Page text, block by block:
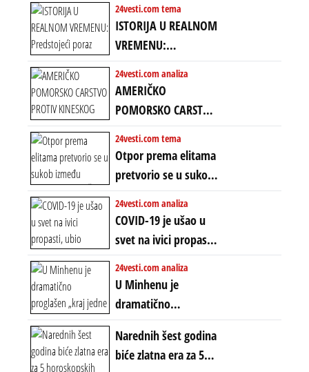
amandmanu
24vesti.com tema
ISTORIJA U REALNOM
VREMENU:
Predstojeći poraz
Amerike u Iranu
uvodi eru
energetskog haosa,
finansijskih
previranja i kolapsa
starog poretka
24vesti.com analiza
AMERIČKO
POMORSKO CARSTVO
PROTIV KINESKOG
KOPNENOG SVETA:
Rat u Iranu je rat za
globalne preferencije
24vesti.com tema
Otpor prema elitama
pretvorio se u sukob
između običnih ljudi:
ZAŠTO SE DEŠAVA
EKSTREMNA
POLARIZACIJA?
24vesti.com analiza
COVID-19 je ušao u
svet na ivici propasti,
ubio milione, ali je
spasao sistem
24vesti.com analiza
U Minhenu je
dramatično
proglašen „kraj jedne
ere“, ali sa
dvostrukom
Narednih šest godina
biće zlatna era za 5